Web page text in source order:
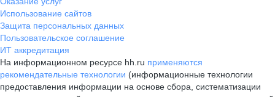
Использование сайтов
Защита персональных данных
Пользовательское соглашение
ИТ аккредитация
На информационном ресурсе hh.ru применяются
рекомендательные технологии (информационные технологии
предоставления информации на основе сбора, систематизации